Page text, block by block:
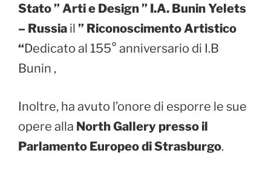
Stato ” Arti e Design ” I.A. Bunin Yelets
– Russia il ” Riconoscimento Artistico
“Dedicato al 155° anniversario di I.B
Bunin ,
Inoltre, ha avuto l’onore di esporre le sue
opere alla North Gallery presso il
Parlamento Europeo di Strasburgo.